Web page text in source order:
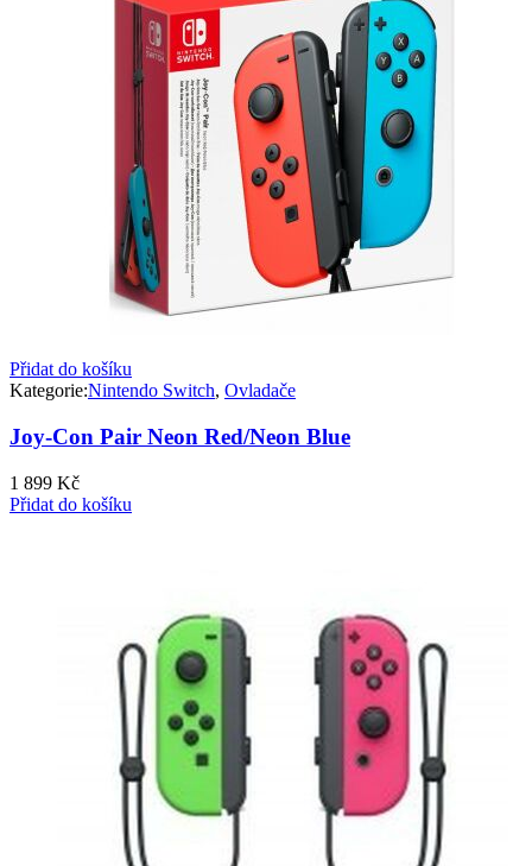
Přidat do košíku
Kategorie:Nintendo Switch, Ovladače
Joy-Con Pair Neon Red/Neon Blue
1 899 Kč
Přidat do košíku